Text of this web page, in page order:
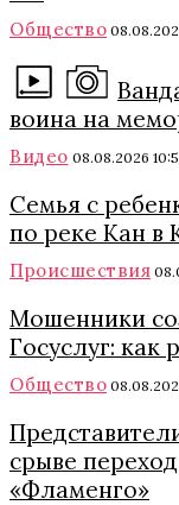
Общество
воина на
Видео 08.08.2026
Семья с
по реке Кан в
Происшествия
Мошенники
Госуслуг: как
Общество
срыве
«Фламенго»